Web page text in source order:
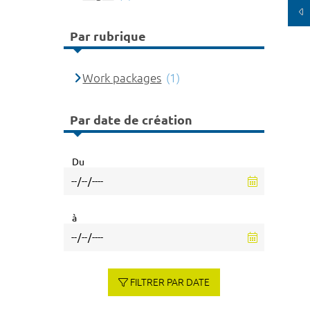
Par rubrique
Work packages (1)
Par date de création
Du
à
FILTRER PAR DATE